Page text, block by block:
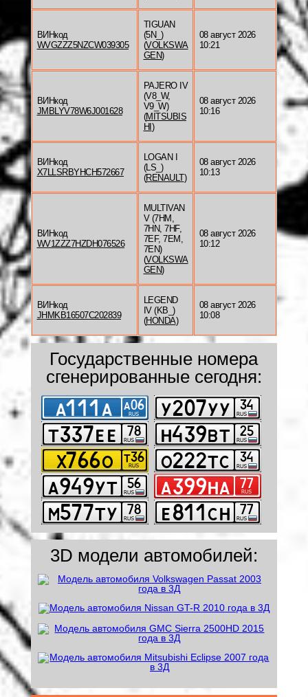
ВИНкод
WVGZZZ5NZCW039305
TIGUAN
(5N_)
(VOLKSWA
GEN)
08 август 2026
10:21
ВИНкод
JMBLYV78W6J001628
PAJERO IV
(V8_W,
V9_W)
(MITSUBIS
HI)
08 август 2026
10:16
ВИНкод
X7LLSRBYHCH572667
LOGAN I
(LS_)
(RENAULT)
08 август 2026
10:13
ВИНкод
WV1ZZZ7HZDH076526
MULTIVAN
V (7HM,
7HN, 7HF,
7EF, 7EM,
7EN)
(VOLKSWA
GEN)
08 август 2026
10:12
ВИНкод
JHMKB16507C202839
LEGEND
IV (KB_)
(HONDA)
08 август 2026
10:08
Государственные номера
сгенерированные сегодня:
3D модели автомобилей: